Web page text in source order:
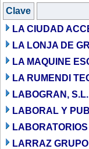
Clave
LA CIUDAD
LA LONJA DE
LA MAQUINE
LA RUMENDI
LABOGRAN, S.L.
LABORAL Y
LARRAZ